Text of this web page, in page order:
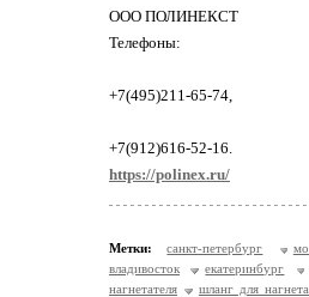
ООО ПОЛИНЕКСТ
Телефоны:
+7(495)211-65-74,
+7(912)616-52-16.
https://polinex.ru/
Метки: санкт-петербург
владивосток
екатеринбург
нагнетателя
шланг для